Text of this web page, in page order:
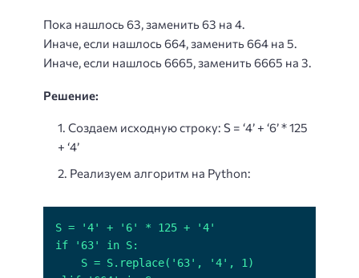
Пока нашлось 63, заменить 63 на 4.
Иначе, если нашлось 664, заменить 664 на 5.
Иначе, если нашлось 6665, заменить 6665 на 3.
Решение:
Создаем исходную строку: S = ‘4’ + ‘6’ * 125
+ ‘4’
Реализуем алгоритм на Python: